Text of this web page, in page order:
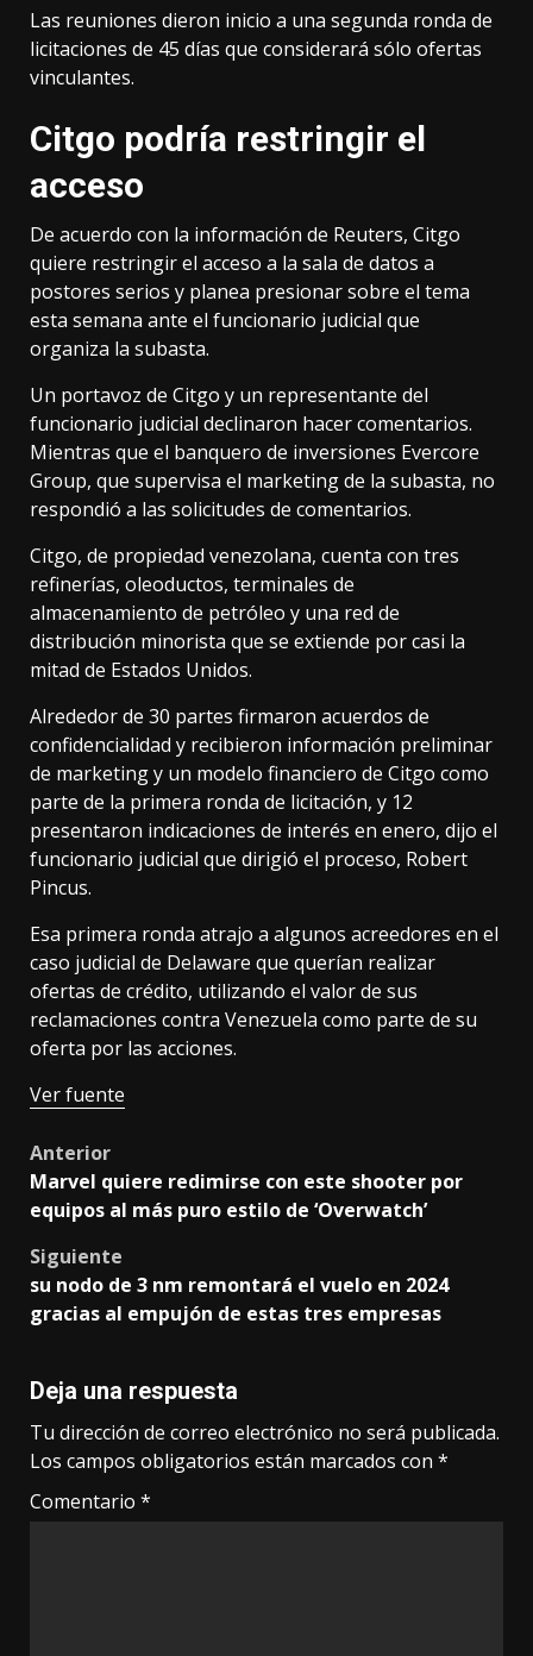
Las reuniones dieron inicio a una segunda ronda de
licitaciones de 45 días que considerará sólo ofertas
vinculantes.
Citgo podría restringir el
acceso
De acuerdo con la información de Reuters, Citgo
quiere restringir el acceso a la sala de datos a
postores serios y planea presionar sobre el tema
esta semana ante el funcionario judicial que
organiza la subasta.
Un portavoz de Citgo y un representante del
funcionario judicial declinaron hacer comentarios.
Mientras que el banquero de inversiones Evercore
Group, que supervisa el marketing de la subasta, no
respondió a las solicitudes de comentarios.
Citgo, de propiedad venezolana, cuenta con tres
refinerías, oleoductos, terminales de
almacenamiento de petróleo y una red de
distribución minorista que se extiende por casi la
mitad de Estados Unidos.
Alrededor de 30 partes firmaron acuerdos de
confidencialidad y recibieron información preliminar
de marketing y un modelo financiero de Citgo como
parte de la primera ronda de licitación, y 12
presentaron indicaciones de interés en enero, dijo el
funcionario judicial que dirigió el proceso, Robert
Pincus.
Esa primera ronda atrajo a algunos acreedores en el
caso judicial de Delaware que querían realizar
ofertas de crédito, utilizando el valor de sus
reclamaciones contra Venezuela como parte de su
oferta por las acciones.
Ver fuente
Post
navigation
Anterior
Marvel quiere redimirse con este shooter por
equipos al más puro estilo de ‘Overwatch’
Siguiente
su nodo de 3 nm remontará el vuelo en 2024
gracias al empujón de estas tres empresas
Deja una respuesta
Tu dirección de correo electrónico no será publicada.
Los campos obligatorios están marcados con *
Comentario *